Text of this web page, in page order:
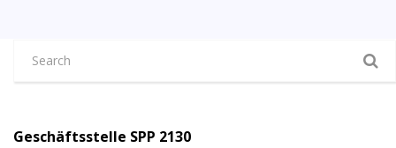
Geschäftsstelle SPP 2130